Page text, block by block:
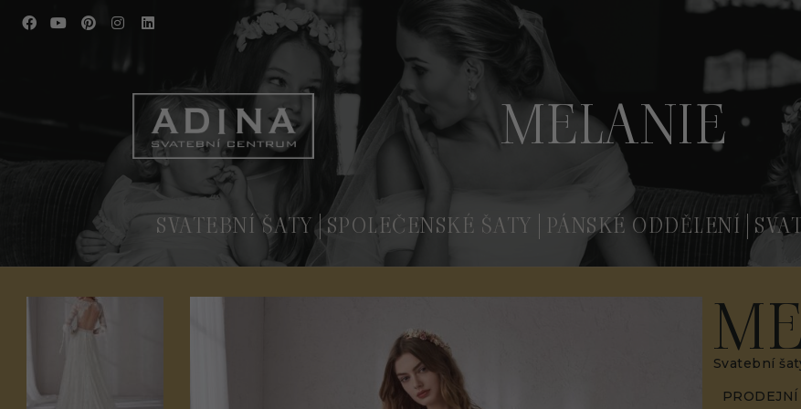
MELANIE
SVATEBNÍ ŠATY SPOLEČENSKÉ ŠATY PÁNSKÉ ODDĚLENÍ
Svatební